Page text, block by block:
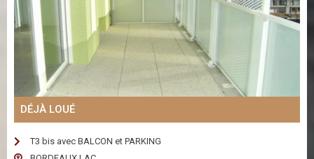
DÉJÀ LOUÉ
T3 bis avec BALCON et PARKING